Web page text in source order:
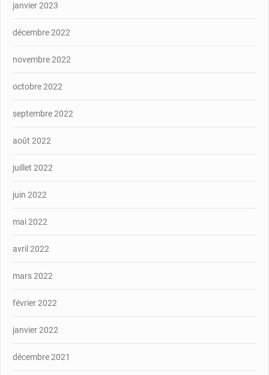
janvier 2023
décembre 2022
novembre 2022
octobre 2022
septembre 2022
août 2022
juillet 2022
juin 2022
mai 2022
avril 2022
mars 2022
février 2022
janvier 2022
décembre 2021